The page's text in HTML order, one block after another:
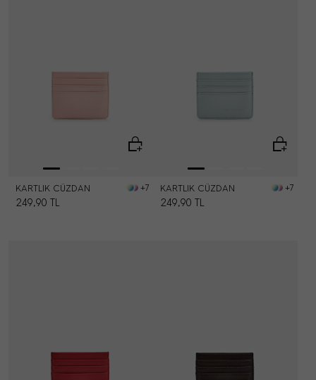
KARTLIK CÜZDAN +7
249,90 TL
KARTLIK CÜZDAN +7
249,90 TL